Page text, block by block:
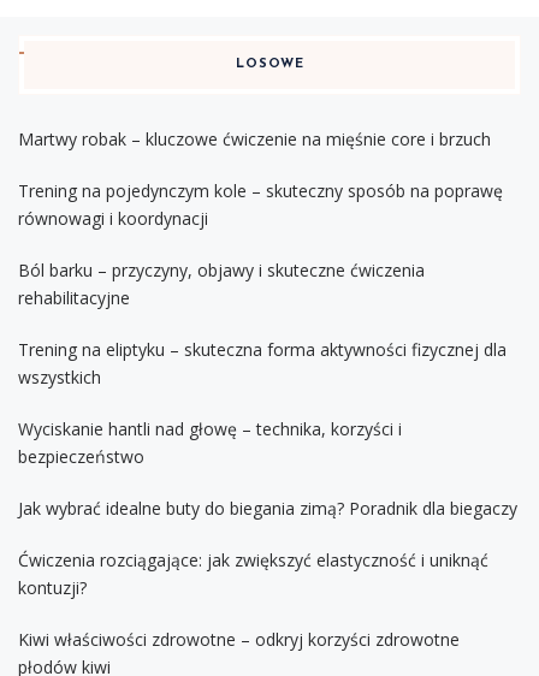
LOSOWE
Martwy robak – kluczowe ćwiczenie na mięśnie core i brzuch
Trening na pojedynczym kole – skuteczny sposób na poprawę
równowagi i koordynacji
Ból barku – przyczyny, objawy i skuteczne ćwiczenia
rehabilitacyjne
Trening na eliptyku – skuteczna forma aktywności fizycznej dla
wszystkich
Wyciskanie hantli nad głowę – technika, korzyści i
bezpieczeństwo
Jak wybrać idealne buty do biegania zimą? Poradnik dla biegaczy
Ćwiczenia rozciągające: jak zwiększyć elastyczność i uniknąć
kontuzji?
Kiwi właściwości zdrowotne – odkryj korzyści zdrowotne
płodów kiwi